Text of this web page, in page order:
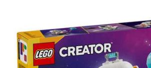
玩具車,貨車,火車及遙控系列
Mini Brands
8~11歳